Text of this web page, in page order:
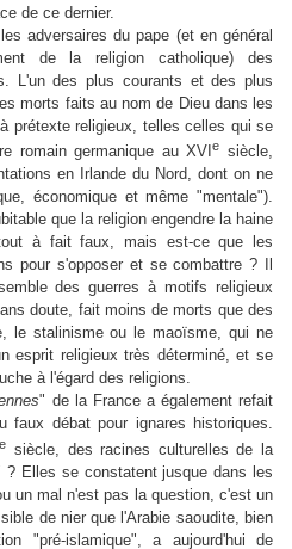
de ce dernier.
adversaires du pape (et en général
de la religion catholique) des
L'un des plus courants et des plus
morts faits au nom de Dieu dans les
prétexte religieux, telles celles qui se
romain germanique au XVIe siècle,
en Irlande du Nord, dont on ne
économique et même "mentale").
que la religion engendre la haine
à fait faux, mais est-ce que les
pour s'opposer et se combattre ? Il
des guerres à motifs religieux
doute, fait moins de morts que des
le stalinisme ou le maoïsme, qui ne
esprit religieux très déterminé, et se
à l'égard des religions.
" de la France a également refait
faux débat pour ignares historiques.
e siècle, des racines culturelles de la
? Elles se constatent jusque dans les
un mal n'est pas la question, c'est un
de nier que l'Arabie saoudite, bien
"pré-islamique", a aujourd'hui de